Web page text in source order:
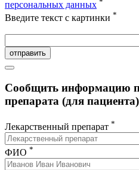
персональных данных
Введите текст с картинки *
отправить
Сообщить информацию
препарата (для пациента)
Лекарственный препарат *
ФИО *